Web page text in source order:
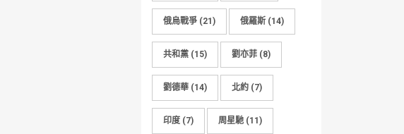
俄烏戰爭 (21) 俄羅斯 (14)
共和黨 (15) 劉亦菲 (8)
劉德華 (14) 北約 (7)
印度 (7) 周星馳 (11)